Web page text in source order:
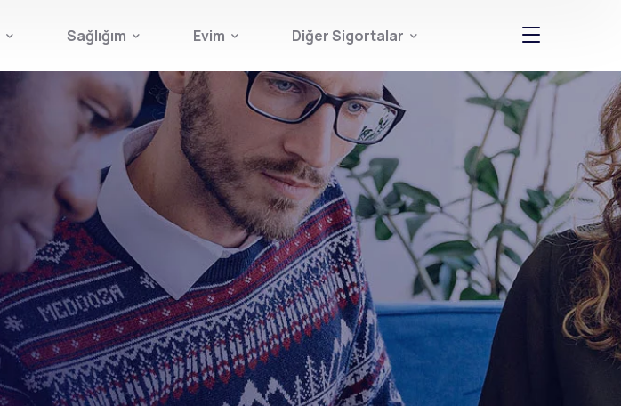
Sağlığım Evim Diğer Sigortalar